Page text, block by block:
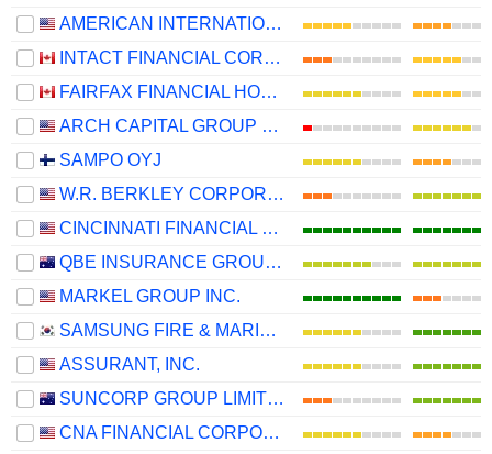
AMERICAN INTERNATIONAL GROUP, INC.
INTACT FINANCIAL CORPORATION
FAIRFAX FINANCIAL HOLDINGS LIMITED
ARCH CAPITAL GROUP LTD.
SAMPO OYJ
W.R. BERKLEY CORPORATION
CINCINNATI FINANCIAL CORPORATION
QBE INSURANCE GROUP LIMITED
MARKEL GROUP INC.
SAMSUNG FIRE & MARINE INSURANCE CO., LTD.
ASSURANT, INC.
SUNCORP GROUP LIMITED
CNA FINANCIAL CORPORATION